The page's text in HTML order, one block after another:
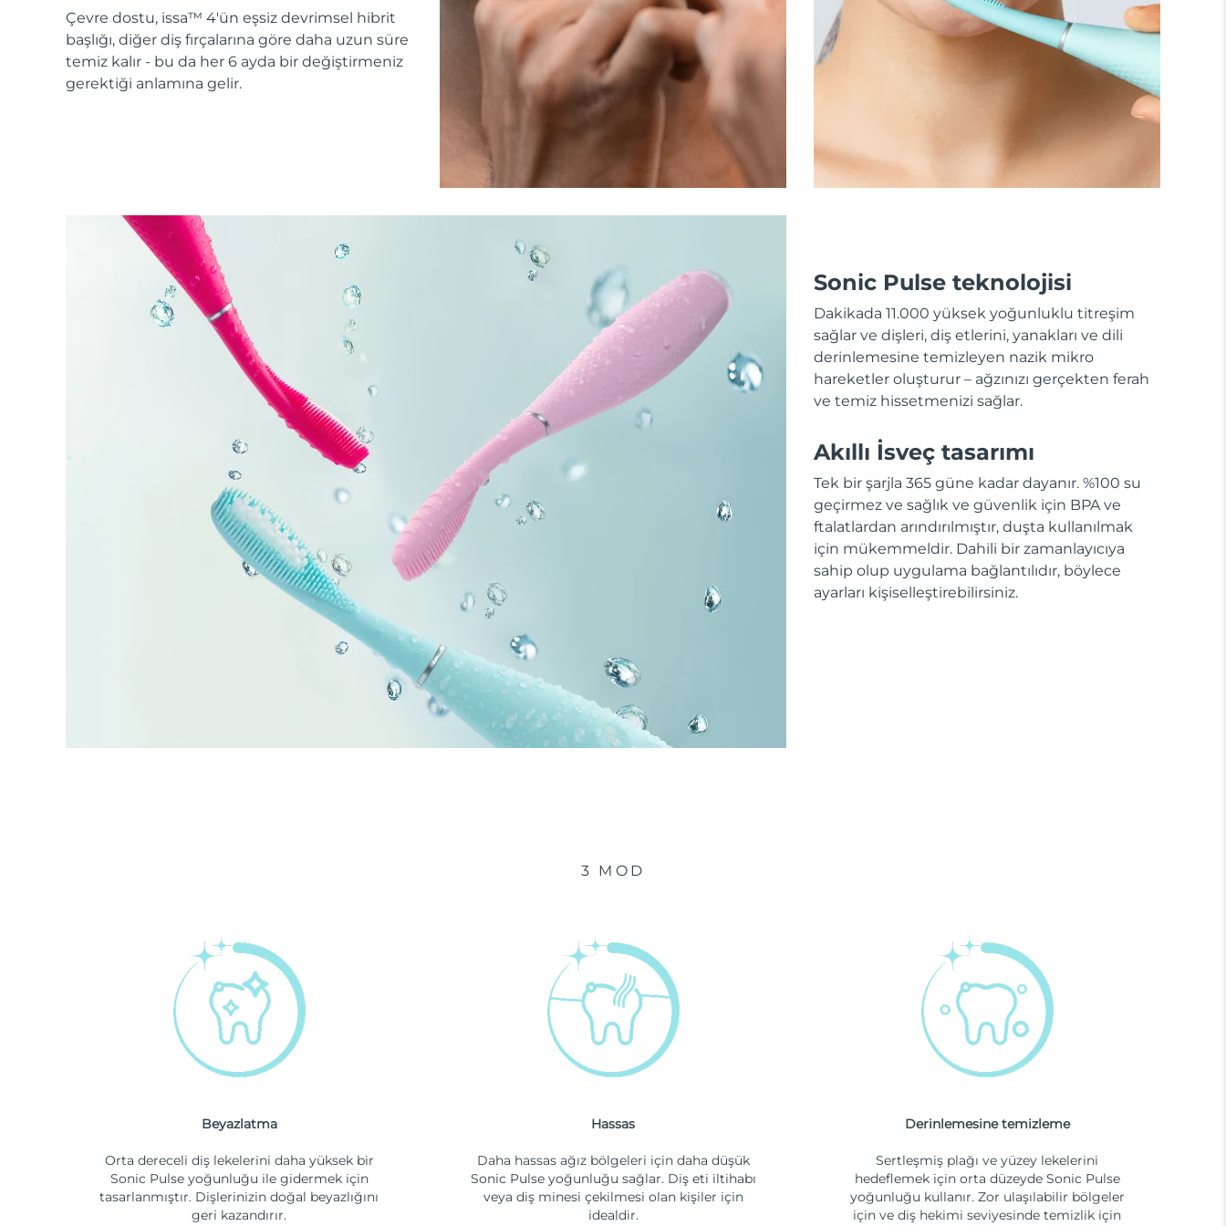
Çevre dostu, issa™ 4'ün eşsiz devrimsel hibrit
başlığı, diğer diş fırçalarına göre daha uzun süre
temiz kalır - bu da her 6 ayda bir değiştirmeniz
gerektiği anlamına gelir.
Sonic Pulse teknolojisi
Dakikada 11.000 yüksek yoğunluklu titreşim
sağlar ve dişleri, diş etlerini, yanakları ve dili
derinlemesine temizleyen nazik mikro
hareketler oluşturur – ağzınızı gerçekten ferah
ve temiz hissetmenizi sağlar.
Akıllı İsveç tasarımı
Tek bir şarjla 365 güne kadar dayanır. %100 su
geçirmez ve sağlık ve güvenlik için BPA ve
ftalatlardan arındırılmıştır, duşta kullanılmak
için mükemmeldir. Dahili bir zamanlayıcıya
sahip olup uygulama bağlantılıdır, böylece
ayarları kişiselleştirebilirsiniz.
3 MOD
Beyazlatma
Orta dereceli diş lekelerini daha yüksek bir
Sonic Pulse yoğunluğu ile gidermek için
tasarlanmıştır. Dişlerinizin doğal beyazlığını
geri kazandırır.
Hassas
Daha hassas ağız bölgeleri için daha düşük
Sonic Pulse yoğunluğu sağlar. Diş eti iltihabı
veya diş minesi çekilmesi olan kişiler için
idealdir.
Derinlemesine temizleme
Sertleşmiş plağı ve yüzey lekelerini
hedeflemek için orta düzeyde Sonic Pulse
yoğunluğu kullanır. Zor ulaşılabilir bölgeler
için ve diş hekimi seviyesinde temizlik için
Advanced pore care essentials
Serum
For healthy hair
issa™ Teeth Whitening Gel
18% PAP
Kozmetik ürünleri Erkekler